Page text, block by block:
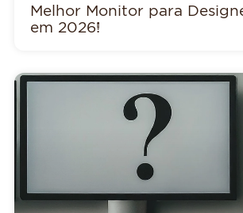
Melhor Monitor para
em 2026!